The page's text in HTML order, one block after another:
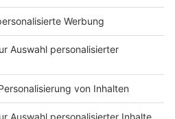
durchaus für
2050 wirklich
Vieles wird
- vielleicht sind wir dann
der Maschine